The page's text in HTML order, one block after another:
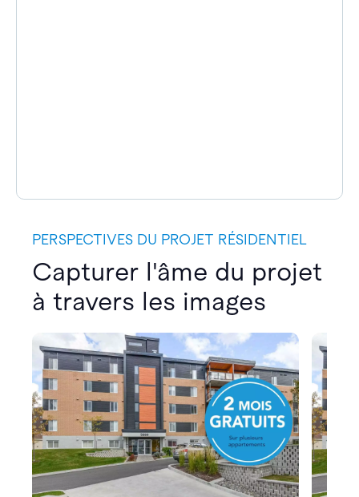
PERSPECTIVES DU PROJET RÉSIDENTIEL
Capturer l'âme du projet
à travers les images